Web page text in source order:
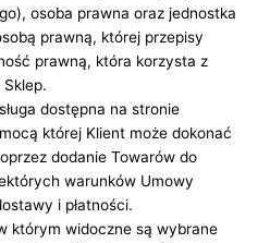
osoba prawna oraz jednostka
prawną, której przepisy
prawną, która korzysta z
dostępna na stronie
której Klient może dokonać
dodanie Towarów do
warunków Umowy
i płatności.
którym widoczne są wybrane